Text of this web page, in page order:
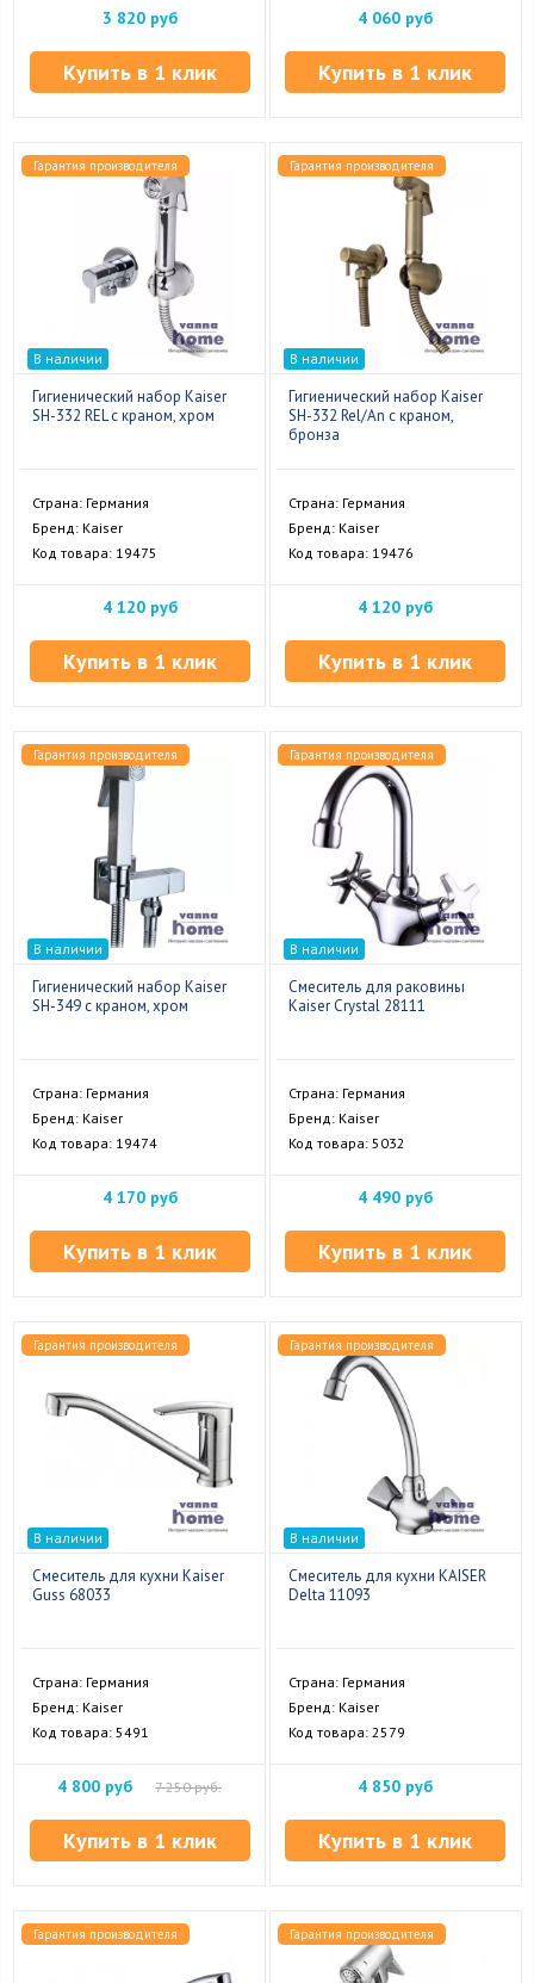
3 820 руб
Купить в 1 клик
4 060 руб
Купить в 1 клик
Гарантия производителя
В наличии
Гигиенический набор Kaiser
SH-332 REL с краном, хром
Страна: Германия
Бренд: Kaiser
Код товара: 19475
4 120 руб
Купить в 1 клик
Гарантия производителя
В наличии
Гигиенический набор Kaiser
SH-332 Rel/An с краном,
бронза
Страна: Германия
Бренд: Kaiser
Код товара: 19476
4 120 руб
Купить в 1 клик
Гарантия производителя
В наличии
Гигиенический набор Kaiser
SH-349 с краном, хром
Страна: Германия
Бренд: Kaiser
Код товара: 19474
4 170 руб
Купить в 1 клик
Гарантия производителя
В наличии
Смеситель для раковины
Kaiser Crystal 28111
Страна: Германия
Бренд: Kaiser
Код товара: 5032
4 490 руб
Купить в 1 клик
Гарантия производителя
В наличии
Смеситель для кухни Kaiser
Guss 68033
Страна: Германия
Бренд: Kaiser
Код товара: 5491
4 800 руб 7 250 руб.
Купить в 1 клик
Гарантия производителя
В наличии
Смеситель для кухни KAISER
Delta 11093
Страна: Германия
Бренд: Kaiser
Код товара: 2579
4 850 руб
Купить в 1 клик
Гарантия производителя Гарантия производителя